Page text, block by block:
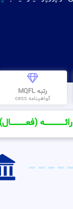
رتبه MQFL
گواهینامه cess
(فعـــــــــــــــال)